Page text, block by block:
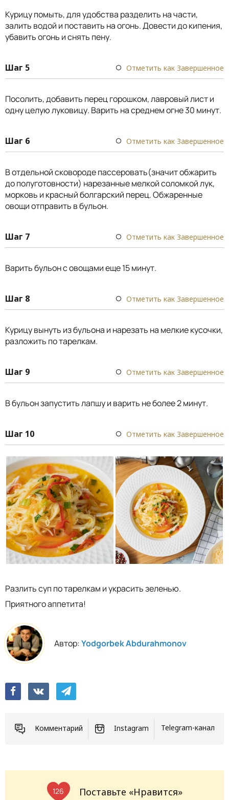
Курицу помыть, для удобства разделить на части,
залить водой и поставить на огонь. Довести до кипения,
убавить огонь и снять пену.
Шаг 5 Отметить как Завершенное
Посолить, добавить перец горошком, лавровый лист и
одну целую луковицу. Варить на среднем огне 30 минут.
Шаг 6 Отметить как Завершенное
В отдельной сковороде пассеровать(значит обжарить
до полуготовности) нарезанные мелкой соломкой лук,
морковь и красный болгарский перец. Обжаренные
овощи отправить в бульон.
Шаг 7 Отметить как Завершенное
Варить бульон с овощами еще 15 минут.
Шаг 8 Отметить как Завершенное
Курицу вынуть из бульона и нарезать на мелкие кусочки,
разложить по тарелкам.
Шаг 9 Отметить как Завершенное
В бульон запустить лапшу и варить не более 2 минут.
Шаг 10 Отметить как Завершенное
Разлить суп по тарелкам и украсить зеленью.
Приятного аппетита!
Автор:Yodgorbek Abdurahmonov
Комментарий Instagram Telegram-канал
126 Поставьте «Нравится»